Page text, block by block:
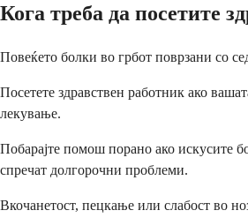
Кога треба да посетите
Повеќето болки во грбот поврзани со
Посетете здравствен работник ако
лекување.
Побарајте помош порано ако искусите
спречат долгорочни проблеми.
Вкочанетост, пецкање или слабост во